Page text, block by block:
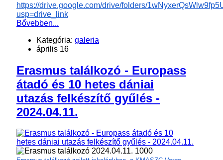
https://drive.google.com/drive/folders/
usp=drive_link
Bővebben...
Kategória: galeria
április 16
Erasmus találkozó - Europass
átadó és 10 hetes dániai
utazás felkészítő gyűlés -
2024.04.11.